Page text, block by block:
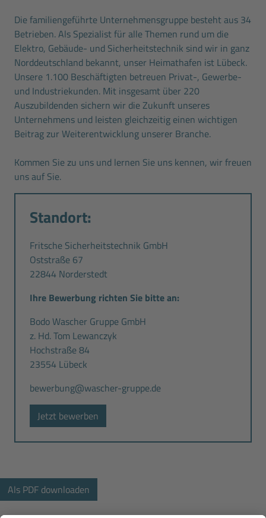
Die familiengeführte Unternehmensgruppe besteht aus 34
Betrieben. Als Spezialist für alle Themen rund um die
Elektro, Gebäude- und Sicherheitstechnik sind wir in ganz
Norddeutschland bekannt, unser Heimathafen ist Lübeck.
Unsere 1.100 Beschäftigten betreuen Privat-, Gewerbe-
und Industriekunden. Mit insgesamt über 220
Auszubildenden sichern wir die Zukunft unseres
Unternehmens und leisten gleichzeitig einen wichtigen
Beitrag zur Weiterentwicklung unserer Branche.
Kommen Sie zu uns und lernen Sie uns kennen, wir freuen
uns auf Sie.
Standort:
Fritsche Sicherheitstechnik GmbH
Oststraße 67
22844 Norderstedt
Ihre Bewerbung richten Sie bitte an:
Bodo Wascher Gruppe GmbH
z. Hd. Tom Lewanczyk
Hochstraße 84
23554 Lübeck
bewerbung@wascher-gruppe.de
Jetzt bewerben